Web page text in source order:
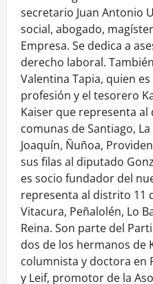
secretario Juan Antonio
social, abogado,
Empresa. Se dedica a
derecho laboral.
Valentina Tapia, quien
profesión y el tesorero
Kaiser que representa
comunas de Santiago,
Joaquín, Ñuñoa,
sus filas al diputado
es socio fundador del
representa al distrito 11
Vitacura, Peñalolén, Lo
Reina. Son parte del
dos de los hermanos de
columnista y doctora en
y Leif, promotor de la